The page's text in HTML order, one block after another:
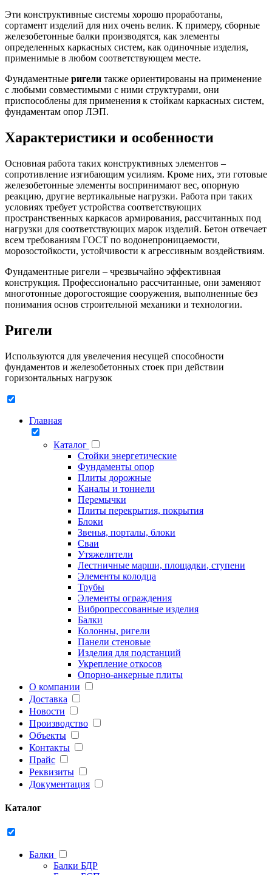
Эти конструктивные системы хорошо проработаны,
сортамент изделий для них очень велик. К примеру, сборные
железобетонные балки производятся, как элементы
определенных каркасных систем, как одиночные изделия,
применимые в любом соответствующем месте.
Фундаментные ригели также ориентированы на применение
с любыми совместимыми с ними структурами, они
приспособлены для применения к стойкам каркасных систем,
фундаментам опор ЛЭП.
Характеристики и особенности
Основная работа таких конструктивных элементов –
сопротивление изгибающим усилиям. Кроме них, эти готовые
железобетонные элементы воспринимают вес, опорную
реакцию, другие вертикальные нагрузки. Работа при таких
условиях требует устройства соответствующих
пространственных каркасов армирования, рассчитанных под
нагрузки для соответствующих марок изделий. Бетон отвечает
всем требованиям ГОСТ по водонепроницаемости,
морозостойкости, устойчивости к агрессивным воздействиям.
Фундаментные ригели – чрезвычайно эффективная
конструкция. Профессионально рассчитанные, они заменяют
многотонные дорогостоящие сооружения, выполненные без
понимания основ строительной механики и технологии.
Ригели
Используются для увелечения несущей способности
фундаментов и железобетонных стоек при действии
горизонтальных нагрузок
Главная
Каталог
Стойки энергетические
Фундаменты опор
Плиты дорожные
Каналы и тоннели
Перемычки
Плиты перекрытия, покрытия
Блоки
Звенья, порталы, блоки
Сваи
Утяжелители
Лестничные марши, площадки, ступени
Элементы колодца
Трубы
Элементы ограждения
Вибропрессованные изделия
Балки
Колонны, ригели
Панели стеновые
Изделия для подстанций
Укрепление откосов
Опорно-анкерные плиты
О компании
Доставка
Новости
Производство
Объекты
Контакты
Прайс
Реквизиты
Документация
Каталог
Балки
Балки БДР